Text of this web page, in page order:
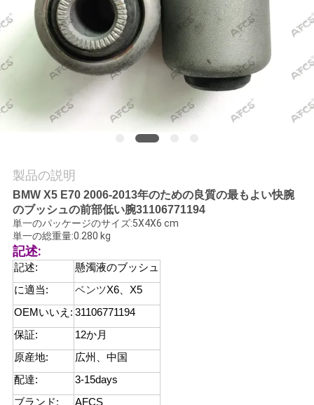
品
質
管
理
問
い
合
わ
せ
ニ
ュ
製品の説明
BMW X5 E70 2006-2013年のための良質の最もよい快腕
のブッシュの前部低い腕31106771194
単一のパッケージのサイズ:5X4X6 cm
単一の総重量:0.280 kg
記述:
記述:
懸濁液のブッシュ
に適当:
ベンツX6、X5
OEMいいえ: 31106771194
保証:
12か月
原産地:
広州、中国
配達:
3-15days
ブランド:
AFCS